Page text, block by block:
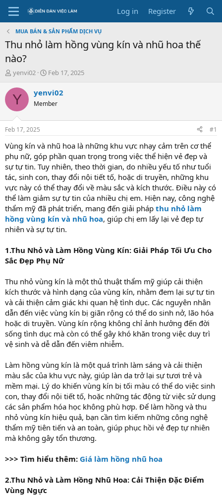
Log in Register
MUA BÁN & SẢN PHẨM DỊCH VỤ
Thu nhỏ làm hồng vùng kín và nhũ hoa thế
nào?
T
r
e
d
t
a
t
r
yenvi02
S
a
r
t
t
e
Feb 17, 2025
Y yenvi02
Member
Feb 17, 2025 #1
Vùng kín và nhũ hoa là những khu vực nhạy cảm trên cơ thể
phụ nữ, góp phần quan trọng trong việc thể hiện vẻ đẹp và
sự tự tin. Tuy nhiên, theo thời gian, do nhiều yếu tố như tuổi
tác, sinh con, thay đổi nội tiết tố, hoặc di truyền, những khu
vực này có thể thay đổi về màu sắc và kích thước. Điều này có
thể làm giảm sự tự tin của nhiều chị em. Hiện nay, công nghệ
thẩm mỹ đã phát triển, mang đến giải pháp thu nhỏ làm
hồng vùng kín và nhũ hoa, giúp chị em lấy lại vẻ đẹp tự
nhiên và sự tự tin.
1.Thu Nhỏ và Làm Hồng Vùng Kín: Giải Pháp Tối Ưu Cho
Sắc Đẹp Phụ Nữ
Thu nhỏ vùng kín là một thủ thuật thẩm mỹ giúp cải thiện
kích thước và hình dạng của vùng kín, nhằm đem lại sự tự tin
và cải thiện cảm giác khi quan hệ tình dục. Các nguyên nhân
dẫn đến việc vùng kín bị giãn rộng có thể do sinh nở, lão hóa
hoặc di truyền. Vùng kín rộng không chỉ ảnh hưởng đến đời
sống tình dục mà còn có thể gây khó khăn trong việc duy trì
vệ sinh và dễ dẫn đến viêm nhiễm.
Làm hồng vùng kín là một quá trình làm sáng và cải thiện
màu sắc của khu vực này, giúp làn da trở lại sự tươi trẻ và
mềm mại. Lý do khiến vùng kín bị tối màu có thể do việc sinh
con, thay đổi nội tiết tố, hoặc những tác động từ việc sử dụng
các sản phẩm hóa học không phù hợp. Để làm hồng và thu
nhỏ vùng kín hiệu quả, bạn cần tìm kiếm những công nghệ
thẩm mỹ tiên tiến và an toàn, giúp phục hồi vẻ đẹp tự nhiên
mà không gây tổn thương.
>>> Tìm hiểu thêm: Giá làm hồng nhũ hoa
2.Thu Nhỏ và Làm Hồng Nhũ Hoa: Cải Thiện Đặc Điểm
Vùng Ngực